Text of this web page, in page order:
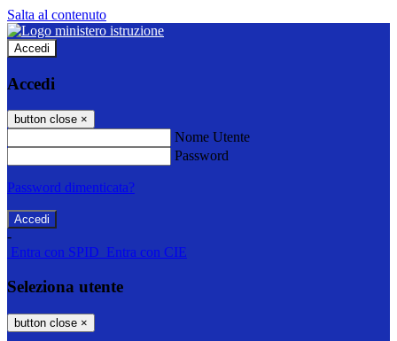
Salta al contenuto
Accedi
Accedi
button close ×
Nome Utente
Password
Password dimenticata?
-
Entra con SPID Entra con CIE
Seleziona utente
button close ×